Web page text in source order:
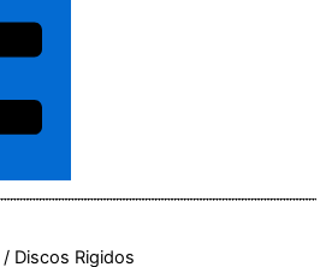
/ Discos Rigidos